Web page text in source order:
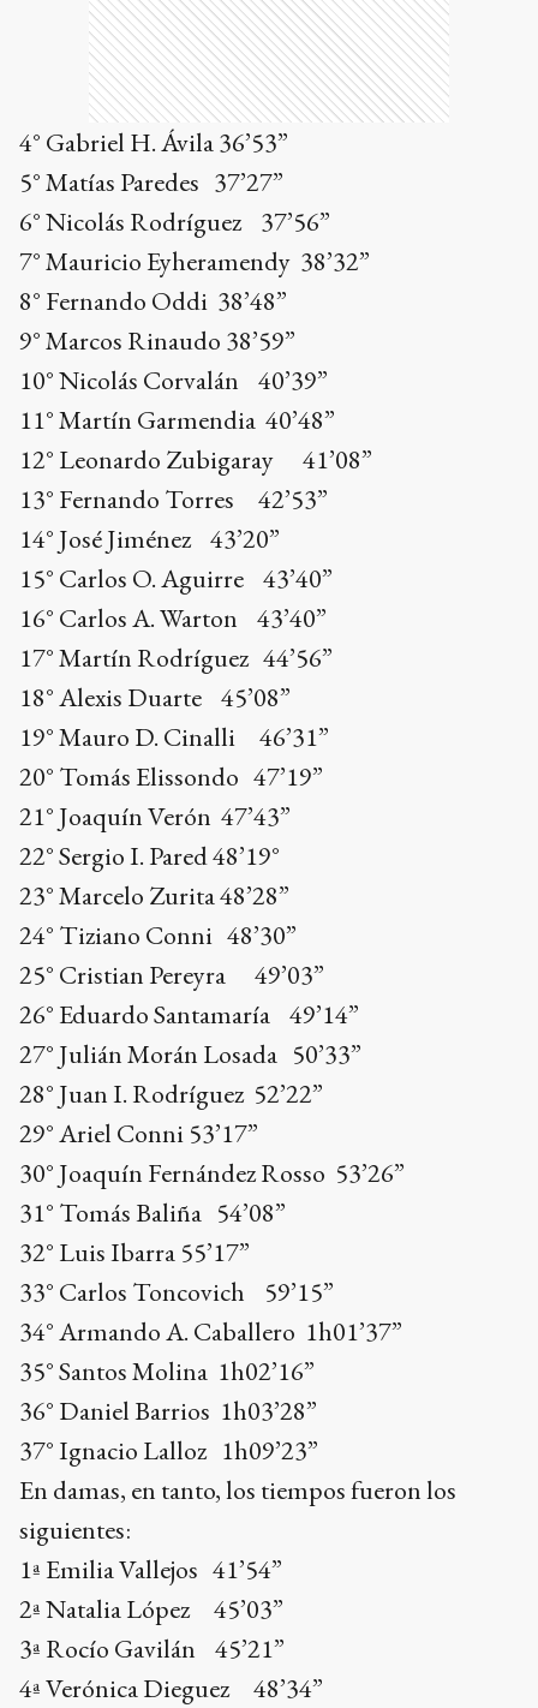
4° Gabriel H. Ávila 36’53”
5° Matías Paredes 37’27”
6° Nicolás Rodríguez 37’56”
7° Mauricio Eyheramendy 38’32”
8° Fernando Oddi 38’48”
9° Marcos Rinaudo 38’59”
10° Nicolás Corvalán 40’39”
11° Martín Garmendia 40’48”
12° Leonardo Zubigaray 41’08”
13° Fernando Torres 42’53”
14° José Jiménez 43’20”
15° Carlos O. Aguirre 43’40”
16° Carlos A. Warton 43’40”
17° Martín Rodríguez 44’56”
18° Alexis Duarte 45’08”
19° Mauro D. Cinalli 46’31”
20° Tomás Elissondo 47’19”
21° Joaquín Verón 47’43”
22° Sergio I. Pared 48’19°
23° Marcelo Zurita 48’28”
24° Tiziano Conni 48’30”
25° Cristian Pereyra 49’03”
26° Eduardo Santamaría 49’14”
27° Julián Morán Losada 50’33”
28° Juan I. Rodríguez 52’22”
29° Ariel Conni 53’17”
30° Joaquín Fernández Rosso 53’26”
31° Tomás Baliña 54’08”
32° Luis Ibarra 55’17”
33° Carlos Toncovich 59’15”
34° Armando A. Caballero 1h01’37”
35° Santos Molina 1h02’16”
36° Daniel Barrios 1h03’28”
37° Ignacio Lalloz 1h09’23”
En damas, en tanto, los tiempos fueron los
siguientes:
1ª Emilia Vallejos 41’54”
2ª Natalia López 45’03”
3ª Rocío Gavilán 45’21”
4ª Verónica Dieguez 48’34”